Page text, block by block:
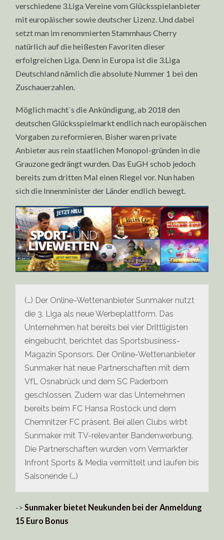
verschiedene 3.Liga Vereine vom Glücksspielanbieter
mit europäischer sowie deutscher Lizenz. Und dabei
setzt man im renommierten Stammhaus Cherry
natürlich auf die heißesten Favoriten dieser
erfolgreichen Liga. Denn in Europa ist die 3.Liga
Deutschland nämlich die absolute Nummer 1 bei den
Zuschauerzahlen.
Möglich macht`s die Ankündigung, ab 2018 den
deutschen Glücksspielmarkt endlich nach europäischen
Vorgaben zu reformieren. Bisher waren private
Anbieter aus rein staatlichen Monopol-gründen in die
Grauzone gedrängt wurden. Das EuGH schob jedoch
bereits zum dritten Mal einen Riegel vor. Nun haben
sich die Innenminister der Länder endlich bewegt.
(…) Der Online-Wettenanbieter Sunmaker nutzt
die 3. Liga als neue Werbeplattform. Das
Unternehmen hat bereits bei vier Drittligisten
eingebucht, berichtet das Sportsbusiness-
Magazin Sponsors. Der Online-Wettenanbieter
Sunmaker hat neue Partnerschaften mit dem
VfL Osnabrück und dem SC Paderborn
geschlossen. Zudem war das Unternehmen
bereits beim FC Hansa Rostock und dem
Chemnitzer FC präsent. Bei allen Clubs wirbt
Sunmaker mit TV-relevanter Bandenwerbung.
Die Partnerschaften wurden vom Vermarkter
Infront Sports & Media vermittelt und laufen bis
Saisonende (…)
->Sunmaker bietet Neukunden bei der Anmeldung
15 Euro Bonus